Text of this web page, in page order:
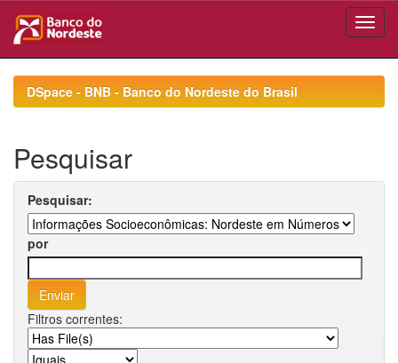
navigationDSpace - BNB - Banco do Nordeste do Brasil
Pesquisar
Pesquisar:
por
Filtros correntes: